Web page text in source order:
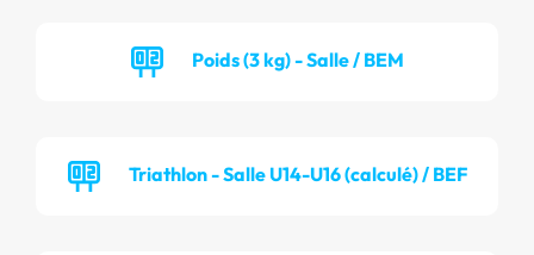
Poids (3 kg) - Salle / BEM
Triathlon - Salle U14-U16 (calculé) / BEF